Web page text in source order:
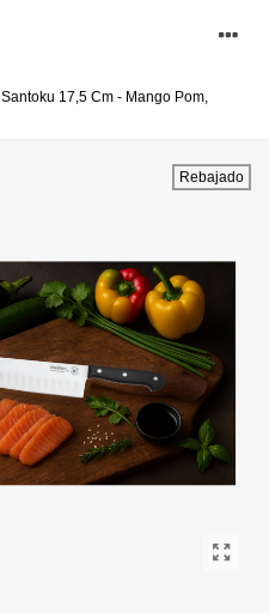
Santoku 17,5 Cm - Mango Pom,
Rebajado